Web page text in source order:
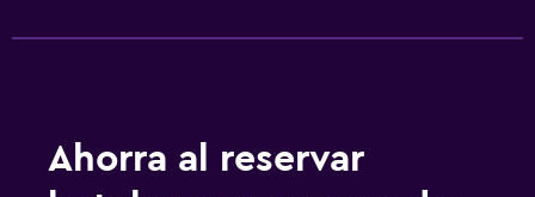
Ahorra al reservar